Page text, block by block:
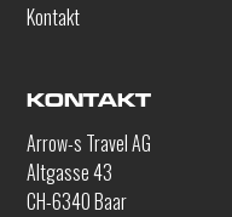
Kontakt
KONTAKT
Arrow-s Travel AG
Altgasse 43
CH-6340 Baar